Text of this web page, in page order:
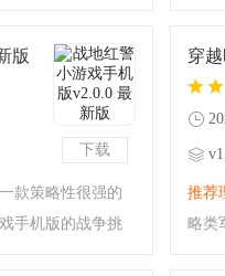
超给力的狙击射
你
下载
版
款策略性很强的
手机版的战争挑
穿
推荐
略类